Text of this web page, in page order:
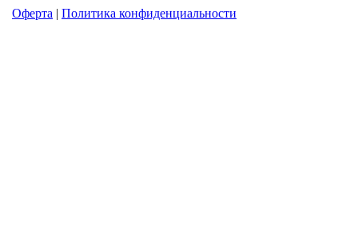
Оферта | Политика конфиденциальности